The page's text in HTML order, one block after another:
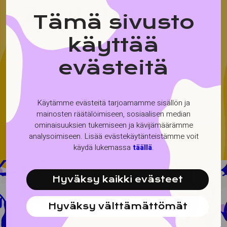
Tämä sivusto
käyttää
evästeitä
Käytämme evästeitä tarjoamamme sisällön ja
mainosten räätälöimiseen, sosiaalisen median
ominaisuuksien tukemiseen ja kävijämäärämme
analysoimiseen. Lisää evästekäytänteistämme voit
käydä lukemassa täällä.
Hyväksy kaikki evästeet
Hyväksy välttämättömät
Zeytuun
Zeytuun tunnetaan herkullisesta
libanonilaisesta kasvisruoastaan sekä
falafelsalaateista ja falafelrullista.